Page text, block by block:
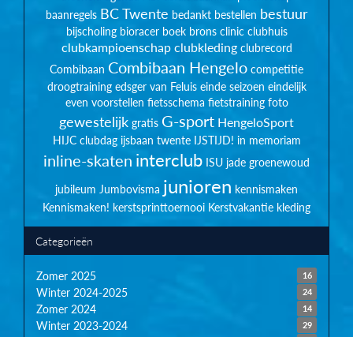
baanregels BC Twente bedankt bestellen bestuur
bijscholing bioracer boek brons clinic clubhuis
clubkampioenschapclubkleding clubrecord
Combibaan Combibaan Hengelo competitie
droogtraining edsger van Feluis einde seizoen eindelijk
even voorstellen fietsschema fietstraining foto
gewestelijk gratis G-sport HengeloSport
HIJC clubdag ijsbaan twente IJSTIJD! in memoriam
inline-skaten interclub ISU jade groenewoud
jubileum Jumbovisma junioren kennismaken
Kennismaken! kerstsprinttoernooi Kerstvakantie kleding
Categorieën
16
Zomer 2025
24
Winter 2024-2025
14
Zomer 2024
29
Winter 2023-2024